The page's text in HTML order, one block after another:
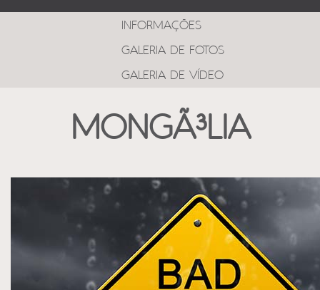
INFORMAÇÕES
GALERIA DE FOTOS
GALERIA DE VÍDEO
MONGÃ³LIA